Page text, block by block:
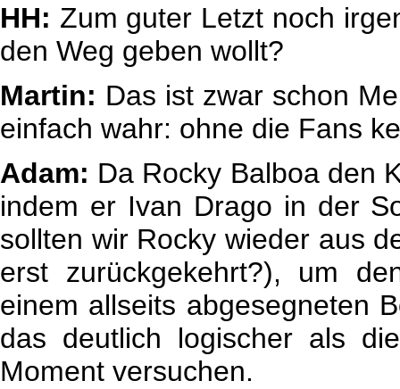
HH: Zum guter Letzt noch
den Weg geben wollt?
Martin: Das ist zwar schon
einfach wahr: ohne die Fans
Adam: Da Rocky Balboa den
indem er Ivan Drago in der
sollten wir Rocky wieder aus
erst zurückgekehrt?), um
einem allseits abgesegneten
das deutlich logischer als
Moment versuchen.